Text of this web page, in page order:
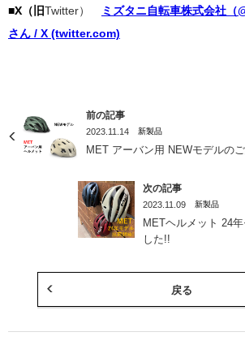
■X（旧Twitter）
ミズタニ自転車株式会社（
さん / X (twitter.com)
前の記事
2023.11.14 新製品
MET アーバン用 NEWモデルの
次の記事
2023.11.09 新製品
METヘルメット 24
した!!
戻る